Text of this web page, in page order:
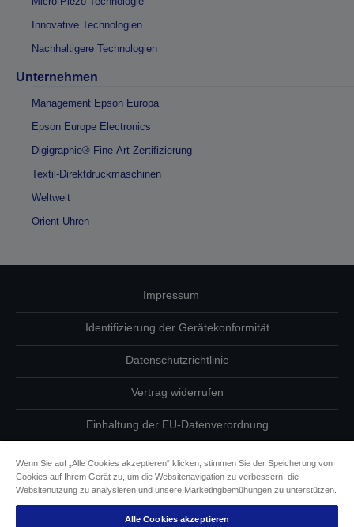
Innovative Technologien
Nachhaltigere Technologien
Unternehmen
Management Epson Europa
Epson Europe Electronics
Digigraphie® Fine-Art-Zertifizierung
Textil-Direktdruckmaschinen
Weltweit
Orient Uhren
Impressum
Identifizierung der Gerätekonformität
Datenschutzrichtlinie
Vertrag widerrufen
Einhaltung der EU-Datenverordnung
Informationen zu Cookies
Epson Engagement für Barrierefreiheit
Wenn Sie auf „Alle Cookies akzeptieren“ klicken, stimmen Sie der Speicherung von
Cookies auf Ihrem Gerät zu, um die Websitenavigation zu verbessern, die
Websitenutzung zu analysieren und unsere Marketingbemühungen zu unterstützen.
Alle Cookies akzeptieren